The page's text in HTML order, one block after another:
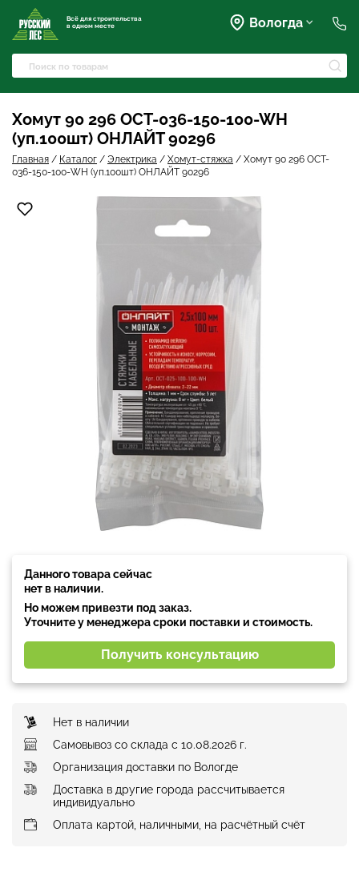
Всё для строительства
в одном месте
Вологда
+7 (921) 238-17-99
volles@rusles-35.ru
sale@rusles-35.ru
дер. Яскино, ул. Окружная,
Хомут 90 296 OCT-036-150-100-WH
(уп.100шт) ОНЛАЙТ 90296
Главная / Каталог / Электрика / Хомут-стяжка / Хомут 90 296 OCT-
036-150-100-WH (уп.100шт) ОНЛАЙТ 90296
Данного товара сейчас
нет в наличии.
Но можем привезти под заказ.
Уточните у менеджера сроки поставки и стоимость.
Получить консультацию
Нет в наличии
Самовывоз со склада с 10.08.2026 г.
Организация доставки по Вологде
Доставка в другие города рассчитывается
индивидуально
Оплата картой, наличными, на расчётный счёт